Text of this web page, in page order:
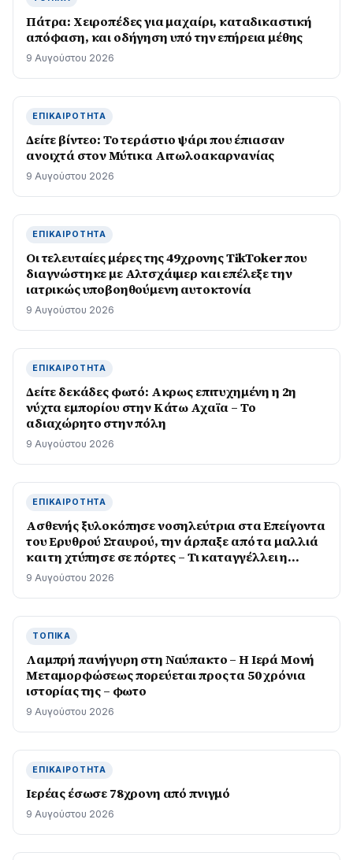
Πάτρα: Χειροπέδες για μαχαίρι, καταδικαστική
απόφαση, και οδήγηση υπό την επήρεια μέθης
9 Αυγούστου 2026
ΕΠΙΚΑΙΡΌΤΗΤΑ
Δείτε βίντεο: Το τεράστιο ψάρι που έπιασαν
ανοιχτά στον Μύτικα Αιτωλοακαρνανίας
9 Αυγούστου 2026
ΕΠΙΚΑΙΡΌΤΗΤΑ
Οι τελευταίες μέρες της 49χρονης TikToker που
διαγνώστηκε με Αλτσχάιμερ και επέλεξε την
ιατρικώς υποβοηθούμενη αυτοκτονία
9 Αυγούστου 2026
ΕΠΙΚΑΙΡΌΤΗΤΑ
Δείτε δεκάδες φωτό: Ακρως επιτυχημένη η 2η
νύχτα εμπορίου στην Κάτω Αχαϊα – Το
αδιαχώρητο στην πόλη
9 Αυγούστου 2026
ΕΠΙΚΑΙΡΌΤΗΤΑ
Ασθενής ξυλοκόπησε νοσηλεύτρια στα Επείγοντα
του Ερυθρού Σταυρού, την άρπαξε από τα μαλλιά
και τη χτύπησε σε πόρτες – Τι καταγγέλλει η
ΠΟΕΔΗΝ
9 Αυγούστου 2026
ΤΟΠΙΚΆ
Λαμπρή πανήγυρη στη Ναύπακτο – Η Ιερά Μονή
Μεταμορφώσεως πορεύεται προς τα 50 χρόνια
ιστορίας της – φωτο
9 Αυγούστου 2026
ΕΠΙΚΑΙΡΌΤΗΤΑ
Ιερέας έσωσε 78χρονη από πνιγμό
9 Αυγούστου 2026